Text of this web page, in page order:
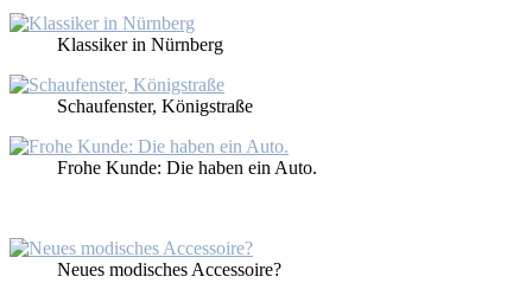
Klas­si­ker in Nürn­berg
Schau­fens­ter, Kö­nig­stra­ße
Fro­he Kun­de: Die ha­ben ein Au­to.
Neu­es mo­di­sches Ac­ces­soire?